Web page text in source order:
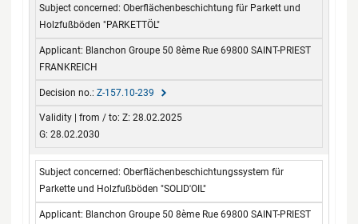
Oberflächenbeschichtung für Parkett und
Holzfußböden "PARKETTÖL"
Blanchon Groupe 50 8ème Rue 69800 SAINT-PRIEST
FRANKREICH
Z-157.10-239
Z: 28.02.2025
G: 28.02.2030
Oberflächenbeschichtungssystem für
Parkette und Holzfußböden "SOLID'OIL"
Blanchon Groupe 50 8ème Rue 69800 SAINT-PRIEST